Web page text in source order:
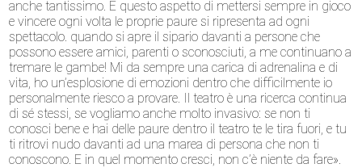
anche tantissimo. E questo aspetto di mettersi sempre in gioco
e vincere ogni volta le proprie paure si ripresenta ad ogni
spettacolo. quando si apre il sipario davanti a persone che
possono essere amici, parenti o sconosciuti, a me continuano a
tremare le gambe! Mi da sempre una carica di adrenalina e di
vita, ho un’esplosione di emozioni dentro che difficilmente io
personalmente riesco a provare. Il teatro è una ricerca continua
di sé stessi, se vogliamo anche molto invasivo: se non ti
conosci bene e hai delle paure dentro il teatro te le tira fuori, e tu
ti ritrovi nudo davanti ad una marea di persona che non ti
conoscono. E in quel momento cresci, non c’è niente da fare».